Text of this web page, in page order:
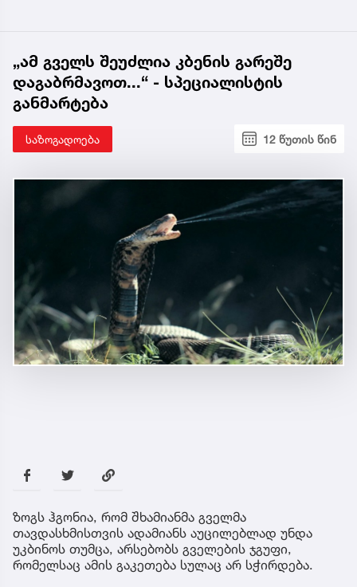
„ამ გველს შეუძლია კბენის გარეშე
დაგაბრმავოთ...“ - სპეციალისტის
განმარტება
საზოგადოება 12 წუთის წინ
ზოგს ჰგონია, რომ შხამიანმა გველმა
თავდასხმისთვის ადამიანს აუცილებლად უნდა
უკბინოს თუმცა, არსებობს გველების ჯგუფი,
რომელსაც ამის გაკეთება სულაც არ სჭირდება.